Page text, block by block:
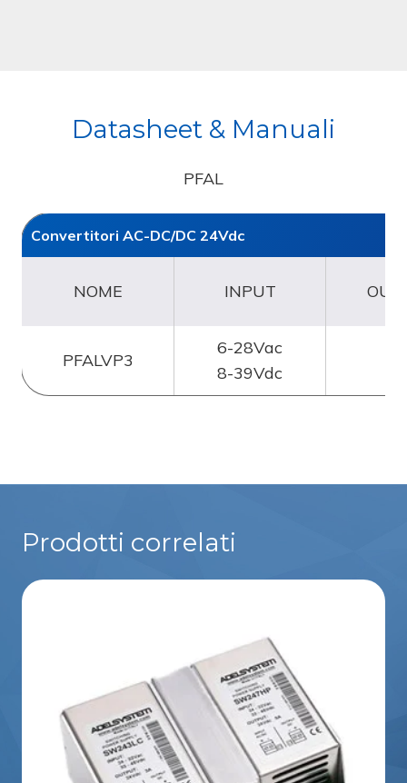
Datasheet & Manuali
PFAL
Convertitori AC-DC/DC 24Vdc
NOME INPUT
PFALVP3
6-28Vac
8-39Vdc
Prodotti correlati